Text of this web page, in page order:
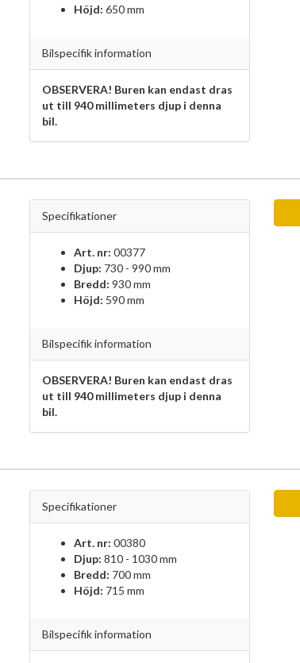
Höjd: 650 mm
Bilspecifik information
OBSERVERA! Buren kan endast dras
ut till 940 millimeters djup i denna
bil.
Specifikationer
Art. nr: 00377
Djup: 730 - 990 mm
Bredd: 930 mm
Höjd: 590 mm
Bilspecifik information
OBSERVERA! Buren kan endast dras
ut till 940 millimeters djup i denna
bil.
Specifikationer
Art. nr: 00380
Djup: 810 - 1030 mm
Bredd: 700 mm
Höjd: 715 mm
Bilspecifik information